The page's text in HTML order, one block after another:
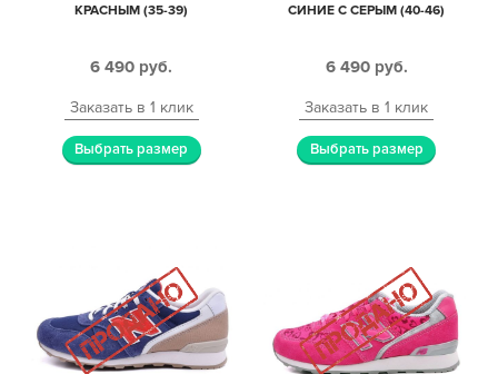
КРАСНЫМ (35-39)
6 490 руб.
Заказать в 1 клик
Выбрать размер
СИНИЕ С СЕРЫМ (40-46)
6 490 руб.
Заказать в 1 клик
Выбрать размер